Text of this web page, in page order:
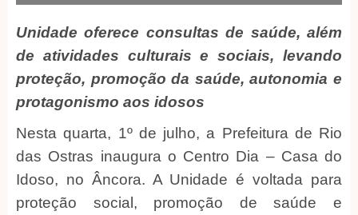
Unidade oferece consultas de saúde, além
de atividades culturais e sociais, levando
proteção, promoção da saúde, autonomia e
protagonismo aos idosos
Nesta quarta, 1º de julho, a Prefeitura de Rio
das Ostras inaugura o Centro Dia – Casa do
Idoso, no Âncora. A Unidade é voltada para
proteção social, promoção de saúde e